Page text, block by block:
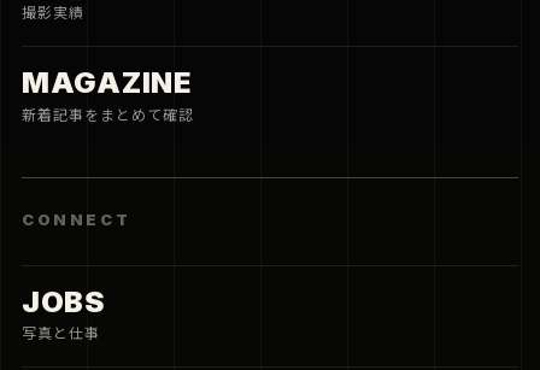
撮影実績
MAGAZINE
新着記事をまとめて確認
CONNECT
JOBS
写真と仕事